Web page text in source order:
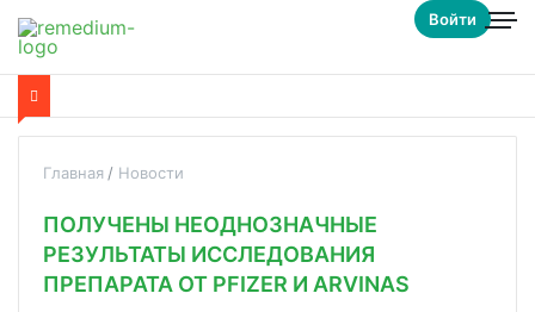
Войти
Главная Новости
ПОЛУЧЕНЫ НЕОДНОЗНАЧНЫЕ
РЕЗУЛЬТАТЫ ИССЛЕДОВАНИЯ
ПРЕПАРАТА ОТ PFIZER И ARVINAS